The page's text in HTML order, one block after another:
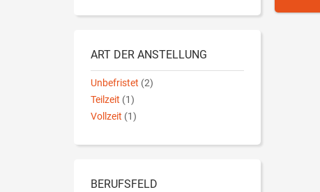
ART DER ANSTELLUNG
Unbefristet (2)
Teilzeit (1)
Vollzeit (1)
BERUFSFELD